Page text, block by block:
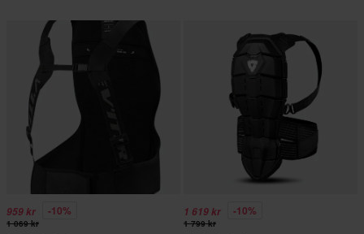
959 kr -10%
1 069 kr
1 619 kr -10%
1 799 kr